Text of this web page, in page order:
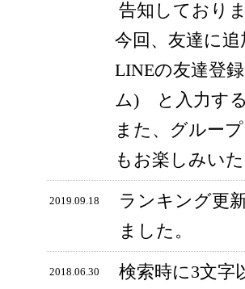
告知しており
今回、友達に
LINEの友達登
ム) と入力す
また、グルー
もお楽しみい
2019.09.18
ランキング更
ました。
2018.06.30
検索時に3文字